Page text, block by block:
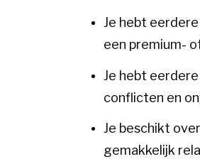
Je hebt
een premium-
Je hebt
conflicten en
Je beschikt
gemakkelijk